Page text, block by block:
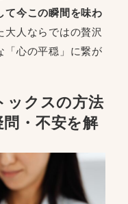
て今この瞬間を味わ
大人ならではの贅沢
「心の平穏」に繋が
ックスの方法
・不安を解